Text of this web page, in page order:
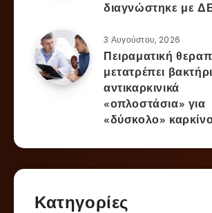
διαγνώστηκε με
3 Αυγούστου, 2026
Πειραματική
μετατρέπει
αντικαρκινικά
«οπλοστάσια» για
«δύσκολο»
Κατηγορίες